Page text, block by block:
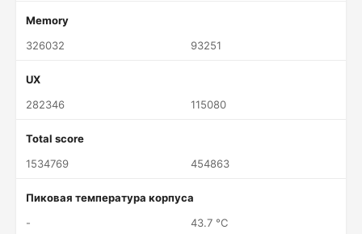
Memory
326032
93251
UX
282346
115080
Total score
1534769
454863
Пиковая температура корпуса
-
43.7 °C